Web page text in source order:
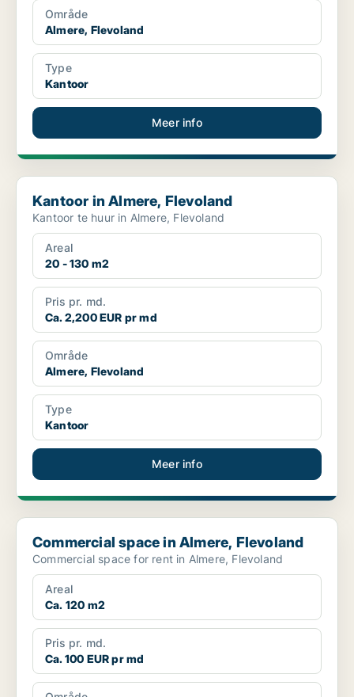
Område
Almere, Flevoland
Type
Kantoor
Meer info
Kantoor in Almere, Flevoland
Kantoor in Almere, Flevoland
Kantoor te huur in Almere, Flevoland
Areal
20 - 130 m2
Pris pr. md.
Ca. 2,200 EUR pr md
Område
Almere, Flevoland
Type
Kantoor
Meer info
Commercial space in Almere, Flevoland
Commercial space in Almere, Flevoland
Commercial space for rent in Almere, Flevoland
Areal
Ca. 120 m2
Pris pr. md.
Ca. 100 EUR pr md